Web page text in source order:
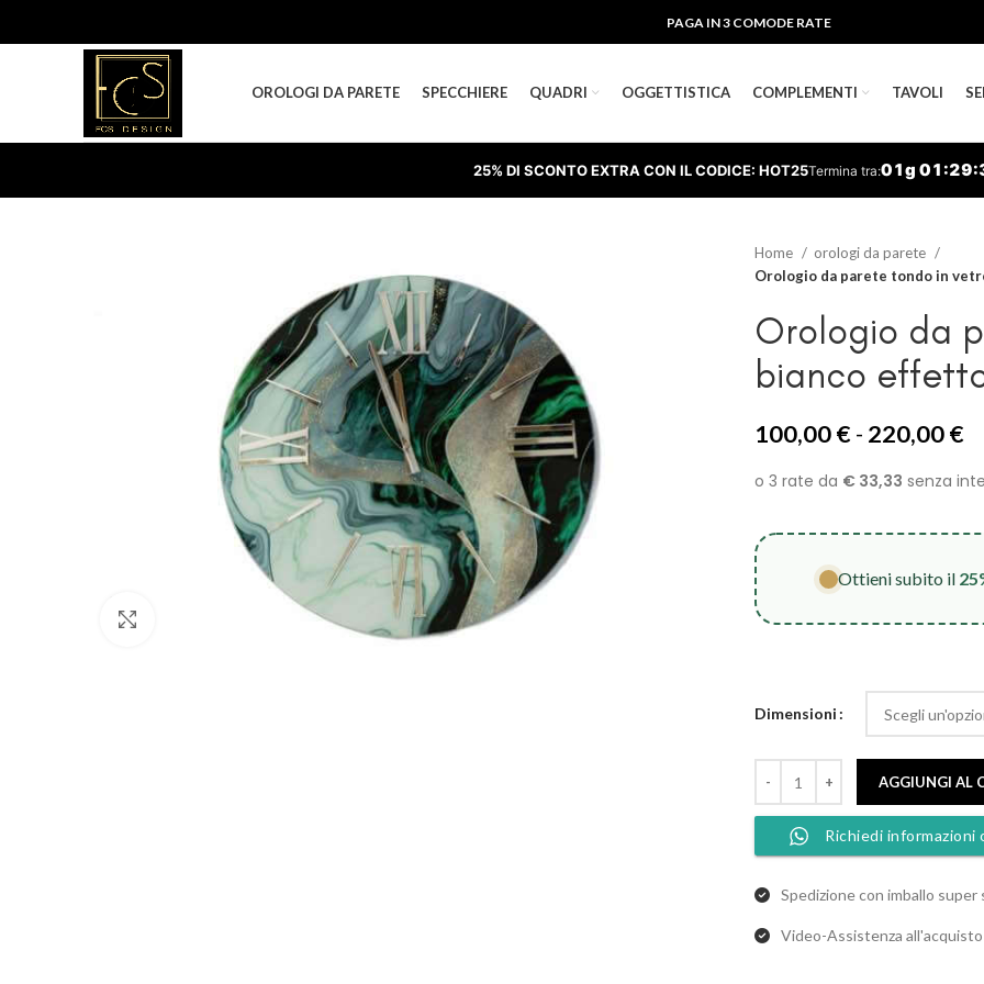
PAGA IN 3 COMODE RATE
OROLOGI DA PARETE SPECCHIERE QUADRI OGGETTISTICA COMPLEMENTI TAVOLI
25% DI SCONTO EXTRA CON IL CODICE: HOT25Termina tra:01g 01 :29:
Home
orologi da parete
Orologio da parete tondo in
Orologio da
bianco
100,00€ - 220,00€
a
Ottieni subito il
Dimensioni
AGGIUNGI AL
Richiedi informazioni
Spedizione con imballo super
Video-Assistenza